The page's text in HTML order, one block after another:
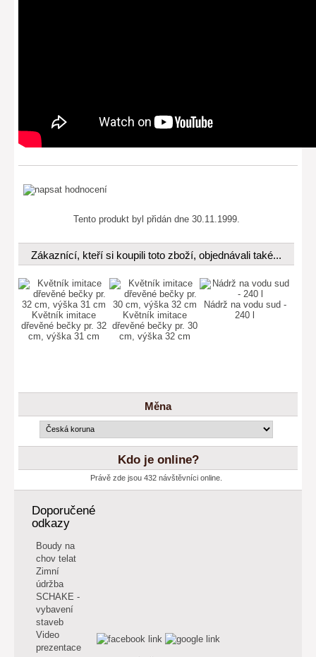
Tento produkt byl přidán dne 30.11.1999.
Zákaznící, kteří si koupili toto zboží, objednávali také...
Květník imitace
dřevěné bečky pr. 32
cm, výška 31 cm
Květník imitace
dřevěné bečky pr. 30
cm, výška 32 cm
Nádrž na vodu sud -
240 l
Měna
Kdo je online?
Právě zde jsou 432 návštěvníci online.
Doporučené
odkazy
Boudy na
chov telat
Zimní
údržba
SCHAKE -
vybavení
staveb
Video
prezentace